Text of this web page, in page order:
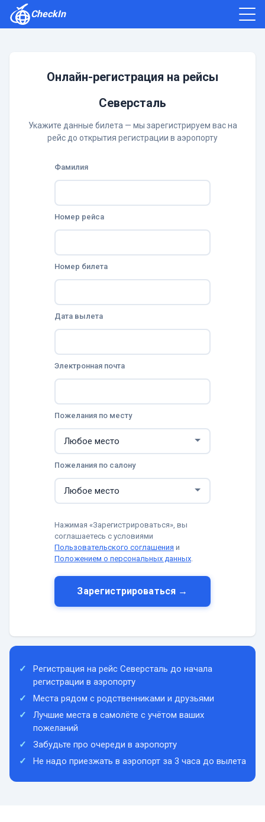
CheckIn
Онлайн-регистрация на рейсы
Северсталь
Укажите данные билета — мы зарегистрируем вас на
рейс до открытия регистрации в аэропорту
Фамилия
Номер рейса
Номер билета
Дата вылета
Электронная почта
Пожелания по месту
Пожелания по салону
Нажимая «Зарегистрироваться», вы
соглашаетесь с условиями
Пользовательского соглашения и
Положением о персональных данных.
Зарегистрироваться →
Регистрация на рейс Северсталь до начала
регистрации в аэропорту
Места рядом с родственниками и друзьями
Лучшие места в самолёте с учётом ваших
пожеланий
Забудьте про очереди в аэропорту
Не надо приезжать в аэропорт за 3 часа до вылета